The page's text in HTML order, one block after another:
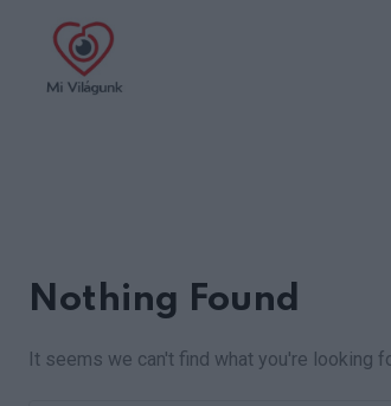
content
Nothing Found
It seems we can't find what you're looking